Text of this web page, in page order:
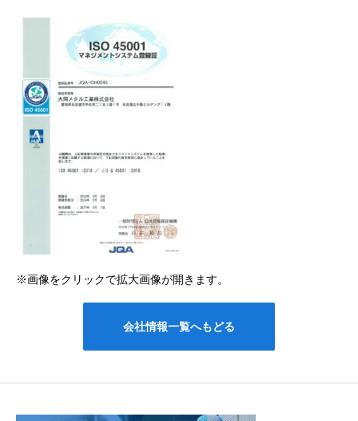
※画像をクリックで拡大画像が開きます。
会社情報一覧へもどる